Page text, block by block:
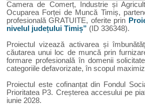
Camera de Comerț, Industrie și
Ocuparea Forței de Muncă Timiș,
profesională GRATUITE, oferite prin
nivelul județului Timiș” (ID 336348).
Proiectul vizează activarea și
căutarea unui loc de muncă prin
formare profesională în domenii
categoriile defavorizate, în scopul
Proiectul este cofinanțat din Fondul
Prioritatea P3. Creșterea accesului pe
iunie 2028.